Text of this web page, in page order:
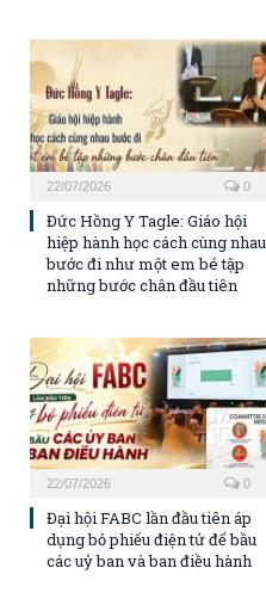
22/07/2026 0
Đức Hồng Y Tagle: Giáo hội
hiệp hành học cách cùng nhau
bước đi như một em bé tập
những bước chân đầu tiên
22/07/2026 0
Đại hội FABC lần đầu tiên áp
dụng bỏ phiếu điện tử để bầu
các uỷ ban và ban điều hành